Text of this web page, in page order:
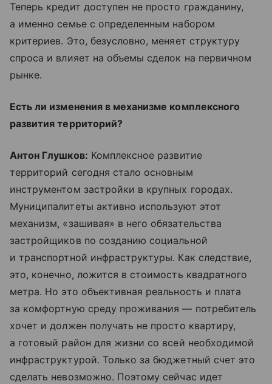
Теперь кредит доступен не просто гражданину,
а именно семье с определенным набором
критериев. Это, безусловно, меняет структуру
спроса и влияет на объемы сделок на первичном
рынке.
Есть ли изменения в механизме комплексного
развития территорий?
Антон Глушков: Комплексное развитие
территорий сегодня стало основным
инструментом застройки в крупных городах.
Муниципалитеты активно используют этот
механизм, «зашивая» в него обязательства
застройщиков по созданию социальной
и транспортной инфраструктуры. Как следствие,
это, конечно, ложится в стоимость квадратного
метра. Но это объективная реальность и плата
за комфортную среду проживания — потребитель
хочет и должен получать не просто квартиру,
а готовый район для жизни со всей необходимой
инфраструктурой. Только за бюджетный счет это
сделать невозможно. Поэтому сейчас идет